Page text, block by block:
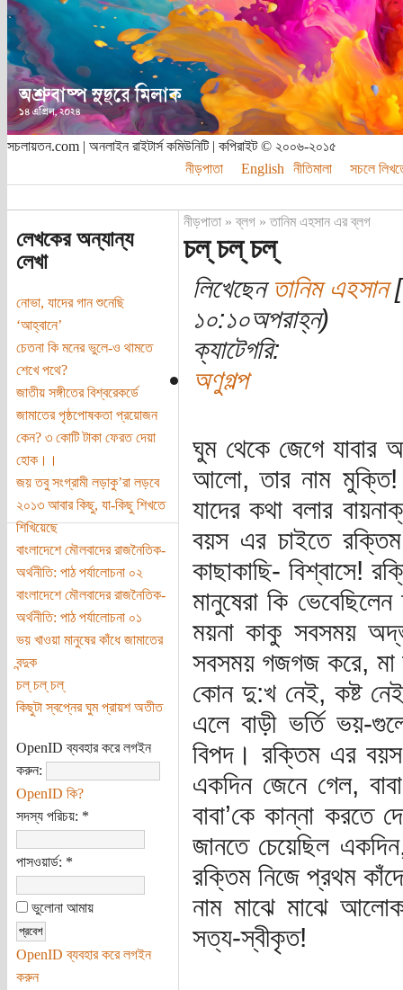
সচলায়তন.com | অনলাইন রাইটার্স কমিউনিটি | কপিরাইট © ২০০৬-২০১৫
নীড়পাতা
English নীতিমালা সচলে
লেখকের অন্যান্য
লেখা
নোভা, যাদের গান শুনেছি
‘আহ্বানে’
চেতনা কি মনের ভুলে-ও থামতে
শেখে পথে?
জাতীয় সঙ্গীতের বিশ্বরেকর্ডে
জামাতের পৃষ্ঠপোষকতা প্রয়োজন
কেন? ৩ কোটি টাকা ফেরত দেয়া
হোক।।
জয় তবু সংগ্রামী লড়াকু’রা লড়বে
২০১৩ আবার কিছু, যা-কিছু শিখতে
শিখিয়েছে
বাংলাদেশে মৌলবাদের রাজনৈতিক-
অর্থনীতি: পাঠ পর্যালোচনা ০২
বাংলাদেশে মৌলবাদের রাজনৈতিক-
অর্থনীতি: পাঠ পর্যালোচনা ০১
ভয় খাওয়া মানুষের কাঁধে জামাতের
বন্দুক
চল্ চল্ চল্
কিছুটা স্বপ্নের ঘুম প্রায়শ অতীত
OpenID ব্যবহার করে লগইন
করুন:
OpenID কি?
সদস্য পরিচয়: *
পাসওয়ার্ড: *
ভুলোনা আমায়
OpenID ব্যবহার করে লগইন
করুন
নীড়পাতা»ব্লগ»তানিম এহসান এর ব্লগ
চল্ চল্ চল্
লিখেছেনতানিম এহসান
১০:১০অপরাহ্ন)
ক্যাটেগরি:
অণুগল্প
ঘুম থেকে জেগে
আলো, তার নাম
যাদের কথা বলার
বয়স এর চাইতে
কাছাকাছি- বিশ্বাসে!
মানুষেরা কি
ময়না কাকু সবসময়
সবসময় গজগজ করে, মা
কোন দু:খ নেই, কষ্ট
এলে বাড়ী ভর্তি ভয়-
বিপদ। রক্তিম এর
একদিন জেনে গেল,
বাবা’কে কান্না করতে
জানতে চেয়েছিল
রক্তিম নিজে প্রথম
নাম মাঝে মাঝে
সত্য-স্বীকৃত!